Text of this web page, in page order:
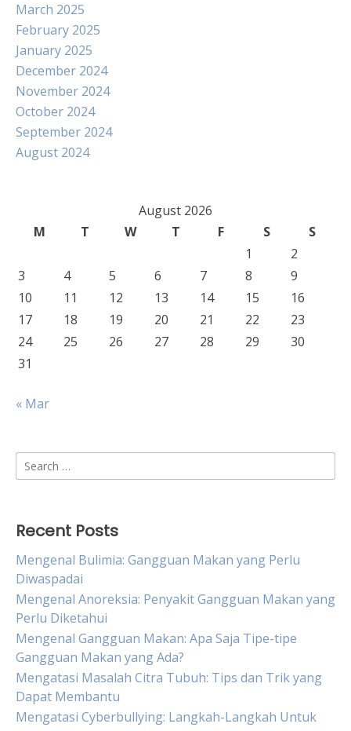
March 2025
February 2025
January 2025
December 2024
November 2024
October 2024
September 2024
August 2024
August 2026
M
T W T F S
S
1
2
3
4 5 6 7 8
9
10
11 12 13 14 15
16
17
18 19 20 21 22
23
24
25 26 27 28 29
30
31
« Mar
Search
for:
Recent Posts
Mengenal Bulimia: Gangguan Makan yang Perlu
Diwaspadai
Mengenal Anoreksia: Penyakit Gangguan Makan yang
Perlu Diketahui
Mengenal Gangguan Makan: Apa Saja Tipe-tipe
Gangguan Makan yang Ada?
Mengatasi Masalah Citra Tubuh: Tips dan Trik yang
Dapat Membantu
Mengatasi Cyberbullying: Langkah-Langkah Untuk